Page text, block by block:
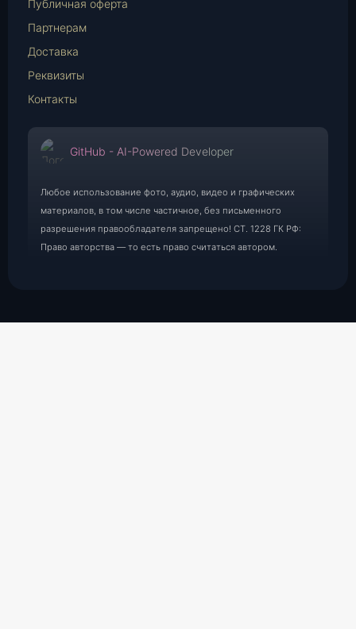
Публичная оферта
Партнерам
Доставка
Реквизиты
Контакты
GitHub - AI-Powered Developer
Любое использование фото, аудио, видео и графических
материалов, в том числе частичное, без письменного
разрешения правообладателя запрещено! СТ. 1228 ГК РФ:
Право авторства — то есть право считаться автором.